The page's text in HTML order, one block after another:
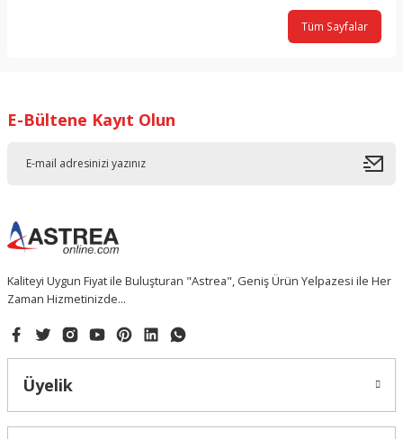
Tüm Sayfalar
E-Bültene Kayıt Olun
Kaliteyi Uygun Fiyat ile Buluşturan "Astrea", Geniş Ürün Yelpazesi ile Her
Zaman Hizmetinizde...
Üyelik